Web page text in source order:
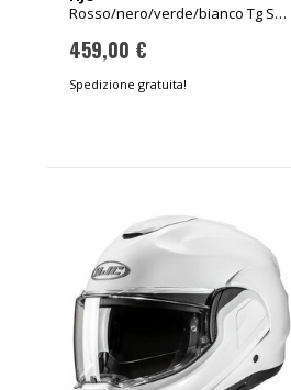
Rosso/nero/verde/bianco Tg S
459,00 €
Spedizione gratuita!